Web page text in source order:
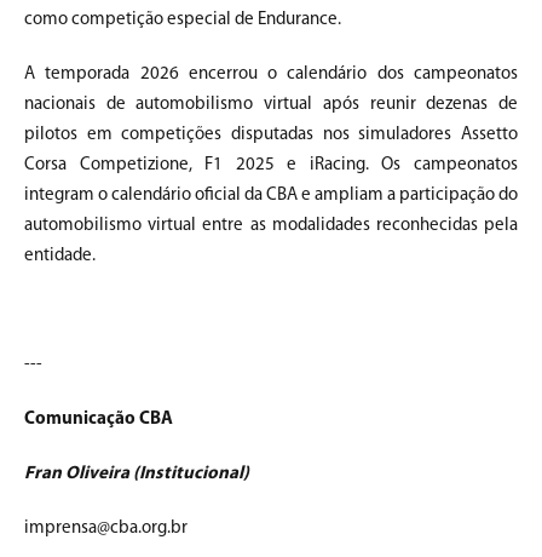
como competição especial de Endurance.
A temporada 2026 encerrou o calendário dos campeonatos
nacionais de automobilismo virtual após reunir dezenas de
pilotos em competições disputadas nos simuladores Assetto
Corsa Competizione, F1 2025 e iRacing. Os campeonatos
integram o calendário oficial da CBA e ampliam a participação do
automobilismo virtual entre as modalidades reconhecidas pela
entidade.
---
Comunicação CBA
Fran Oliveira (Institucional)
imprensa@cba.org.br